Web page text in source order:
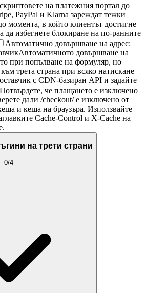
на платежния портал до
PayPal и Klarna зареждат тежки
момента, в който клиентът достигне
да избегнете блокиране на по-ранните
Автоматично довършване на адрес:
Автоматичното довършване на
при попълване на формуляр, но
трета страна при всяко натискане
с CDN-базиран API и задайте
Потвърдете, че плащането е изключено
дали /checkout/ е изключено от
и кеша на браузъра. Използвайте
Cache-Control и X-Cache на
на трети страни
0/4